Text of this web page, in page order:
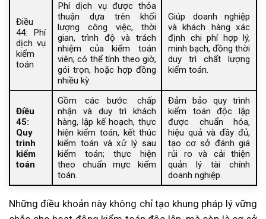
Điều
44: Phí
dịch vụ
kiểm
toán
Phí dịch vụ được thỏa
thuận dựa trên khối
lượng công việc, thời
gian, trình độ và trách
nhiệm của kiểm toán
viên; có thể tính theo giờ,
gói trọn, hoặc hợp đồng
nhiều kỳ.
Giúp doanh nghiệp
và khách hàng xác
định chi phí hợp lý,
minh bạch, đồng thời
duy trì chất lượng
kiểm toán.
Điều
45:
Quy
trình
kiểm
toán
Gồm các bước: chấp
nhận và duy trì khách
hàng, lập kế hoạch, thực
hiện kiểm toán, kết thúc
kiểm toán và xử lý sau
kiểm toán; thực hiện
theo chuẩn mực kiểm
toán.
Đảm bảo quy trình
kiểm toán độc lập
được chuẩn hóa,
hiệu quả và đầy đủ,
tạo cơ sở đánh giá
rủi ro và cải thiện
quản lý tài chính
doanh nghiệp.
Những điều khoản này không chỉ tạo khung pháp lý vững